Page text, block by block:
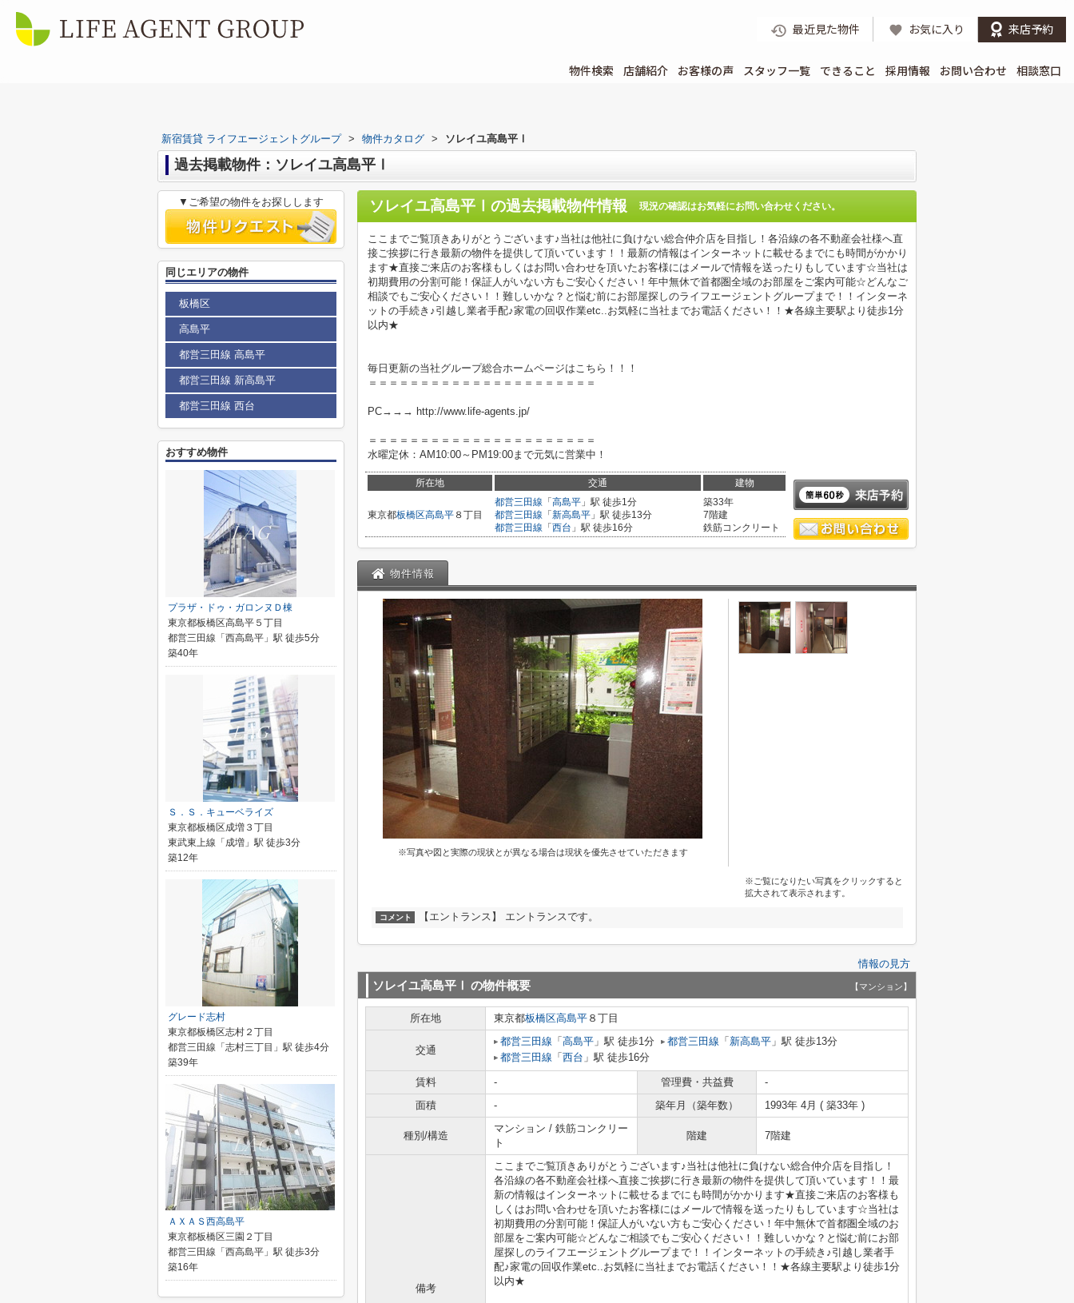
最近見た物件 お気に入り 来店予約
物件検索 店舗紹介 お客様の声 スタッフ一覧 できること 採用情報 お問い合わせ 相談窓口
新宿賃貸 ライフエージェントグループ > 物件カタログ > ソレイユ高島平Ⅰ
過去掲載物件：ソレイユ高島平Ⅰ
ソレイユ高島平Ⅰ の過去掲載物件情報 現況の確認はお気軽にお問い合わせください。
ここまでご覧頂きありがとうございます♪当社は他社に負けない総合仲介店を目指し！各沿線の各不動産会社様へ直
接ご挨拶に行き最新の物件を提供して頂いています！！最新の情報はインターネットに載せるまでにも時間がかかり
ます★直接ご来店のお客様もしくはお問い合わせを頂いたお客様にはメールで情報を送ったりもしています☆当社は
初期費用の分割可能！保証人がいない方もご安心ください！年中無休で首都圏全域のお部屋をご案内可能☆どんなご
相談でもご安心ください！！難しいかな？と悩む前にお部屋探しのライフエージェントグループまで！！インターネ
ットの手続き♪引越し業者手配♪家電の回収作業etc..お気軽に当社までお電話ください！！★各線主要駅より徒歩1分
以内★
毎日更新の当社グループ総合ホームページはこちら！！！
＝＝＝＝＝＝＝＝＝＝＝＝＝＝＝＝＝＝＝＝＝＝
PC→→→ http://www.life-agents.jp/
＝＝＝＝＝＝＝＝＝＝＝＝＝＝＝＝＝＝＝＝＝＝
水曜定休：AM10:00～PM19:00まで元気に営業中！
所在地 交通 建物
東京都板橋区高島平 ８丁目
都営三田線 「 高島平 」駅 徒歩1分
都営三田線 「 新高島平 」駅 徒歩13分
都営三田線 「 西台 」駅 徒歩16分
築33年
7階建
鉄筋コンクリート
物件情報
※写真や図と実際の現状とが異なる場合は現状を優先させていただきます
※ご覧になりたい写真をクリックすると
拡大されて表示されます。
コメント 【エントランス】 エントランスです。
情報の見方
ソレイユ高島平Ⅰ の物件概要 【マンション】
所在地 東京都板橋区高島平 ８丁目
交通
都営三田線 「 高島平 」駅 徒歩1分 都営三田線 「 新高島平 」駅 徒歩13分
都営三田線 「 西台 」駅 徒歩16分
賃料 - 管理費・共益費
-
面積
- 築年月（築年数） 1993年 4月 ( 築33年 )
種別/構造
マンション / 鉄筋コンクリー
ト
階建 7階建
備考
ここまでご覧頂きありがとうございます♪当社は他社に負けない総合仲介店を目指し！
各沿線の各不動産会社様へ直接ご挨拶に行き最新の物件を提供して頂いています！！最
新の情報はインターネットに載せるまでにも時間がかかります★直接ご来店のお客様も
しくはお問い合わせを頂いたお客様にはメールで情報を送ったりもしています☆当社は
初期費用の分割可能！保証人がいない方もご安心ください！年中無休で首都圏全域のお
部屋をご案内可能☆どんなご相談でもご安心ください！！難しいかな？と悩む前にお部
屋探しのライフエージェントグループまで！！インターネットの手続き♪引越し業者手
配♪家電の回収作業etc..お気軽に当社までお電話ください！！★各線主要駅より徒歩1分
以内★
▼ご希望の物件をお探しします
同じエリアの物件
板橋区
高島平
都営三田線 高島平
都営三田線 新高島平
都営三田線 西台
おすすめ物件
プラザ・ドゥ・ガロンヌＤ棟
東京都板橋区高島平５丁目
都営三田線「西高島平」駅 徒歩5分
築40年
Ｓ．Ｓ．キューベライズ
東京都板橋区成増３丁目
東武東上線「成増」駅 徒歩3分
築12年
グレード志村
東京都板橋区志村２丁目
都営三田線「志村三丁目」駅 徒歩4分
築39年
ＡＸＡＳ西高島平
東京都板橋区三園２丁目
都営三田線「西高島平」駅 徒歩3分
築16年